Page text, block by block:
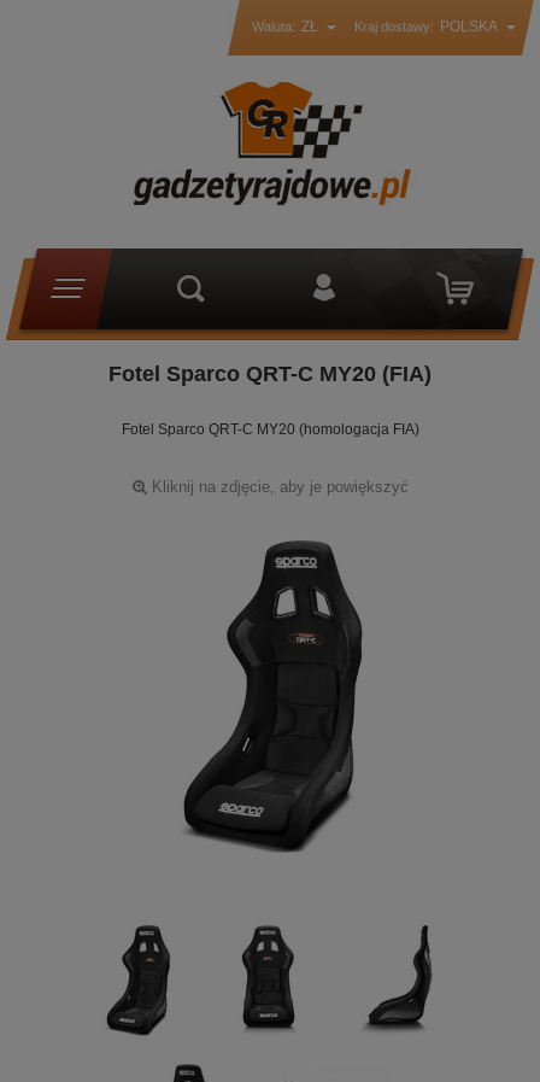
Waluta: ZŁ Kraj dostawy: POLSKA
Fotel Sparco QRT-C MY20 (FIA)
Fotel Sparco QRT-C MY20 (homologacja FIA)
Kliknij na zdjęcie, aby je powiększyć